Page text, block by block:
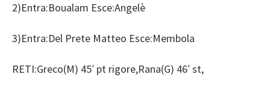
2)Entra:Boualam Esce:Angelè
3)Entra:Del Prete Matteo Esce:Membola
RETI:Greco(M) 45′ pt rigore,Rana(G) 46′ st,